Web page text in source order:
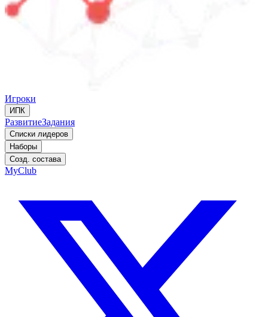
Игроки
ИПК
РазвитиеЗадания
Списки лидеров
Наборы
Созд. состава
MyClub